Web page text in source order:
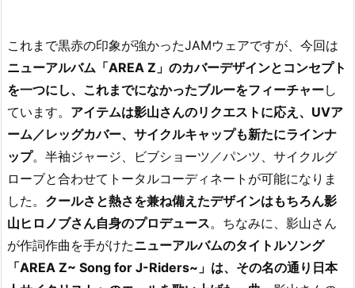
これまで黒赤の印象が強かったJAMウェアですが、今回は
ニューアルバム「AREA Z」のカバーデザインとコンセプト
を一つにし、これまでになかったブルーをフィーチャーし
ています。 アイテムは影山さんのリクエストに応え、UVア
ーム／レッグカバー、サイクルキャップも新たにラインナ
ップ。半袖ジャージ、ビブショーツ／パンツ、サイクルグ
ローブと合わせてトータルコーディネートが可能になりま
した。 クールさと熱さを兼ね備えたデザインはもちろん影
山ヒロノブさん自身のプロデュース。ちなみに、影山さん
が作詞作曲を手がけたニューアルバムのタイトルソング
「AREA Z~ Song for J-Riders~」は、その名の通り日本